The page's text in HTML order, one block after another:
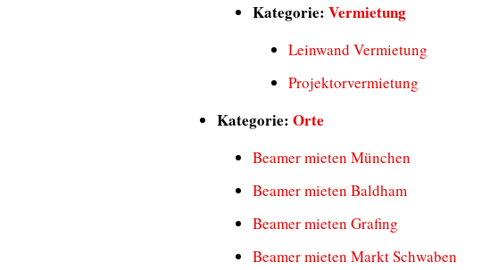
Kategorie: Vermietung
Leinwand Vermietung
Projektorvermietung
Kategorie: Orte
Beamer mieten München
Beamer mieten Baldham
Beamer mieten Grafing
Beamer mieten Markt Schwaben